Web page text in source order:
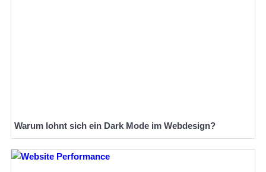
Warum lohnt sich ein Dark Mode im Webdesign?